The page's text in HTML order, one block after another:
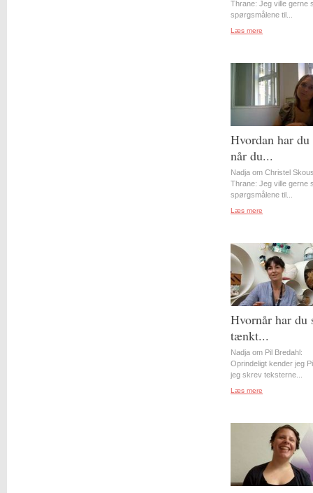
Thrane: Jeg ville gerne
spørgsmålene til...
Læs mere
Hvordan har du
når du...
Nadja om Christel
Thrane: Jeg ville gerne
spørgsmålene til...
Læs mere
Hvornår har du
tænkt...
Nadja om Pil Bredahl:
Oprindeligt kender jeg
jeg skrev teksterne...
Læs mere